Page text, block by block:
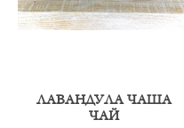
ЛАВАНДУЛА ЧАША
ЧАЙ